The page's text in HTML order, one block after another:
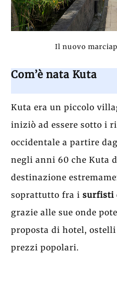
Il nuovo
Com’è nata Kuta
Kuta era un piccolo
iniziò ad essere sotto i
occidentale a partire
negli anni 60 che Kuta
destinazione
soprattutto fra isurfisti
grazie alle sue onde
proposta di hotel, ostelli
prezzi popolari.